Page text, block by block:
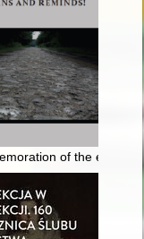
Parafii Wiżajny
of the